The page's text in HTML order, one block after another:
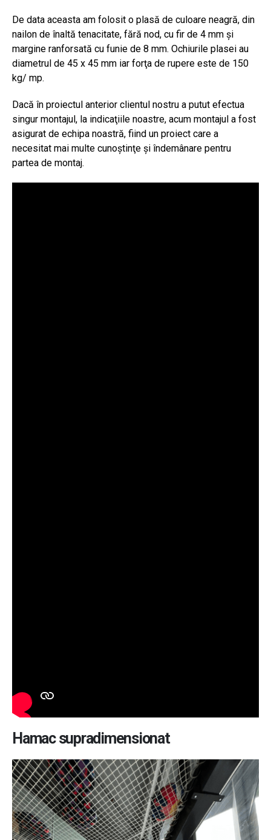
De data aceasta am folosit o plasă de culoare neagră, din
nailon de înaltă tenacitate, fără nod, cu fir de 4 mm şi
margine ranforsată cu funie de 8 mm. Ochiurile plasei au
diametrul de 45 x 45 mm iar forţa de rupere este de 150
kg/ mp.
Dacă în proiectul anterior clientul nostru a putut efectua
singur montajul, la indicaţiile noastre, acum montajul a fost
asigurat de echipa noastră, fiind un proiect care a
necesitat mai multe cunoştinţe şi îndemânare pentru
partea de montaj.
Hamac supradimensionat